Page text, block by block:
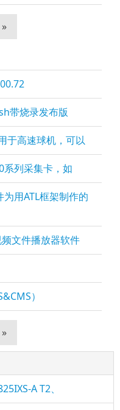
带烧录发布版
于高速球机，可以
列采集卡，如
用ATL框架制作的
文件播放器软件
）
A T2、